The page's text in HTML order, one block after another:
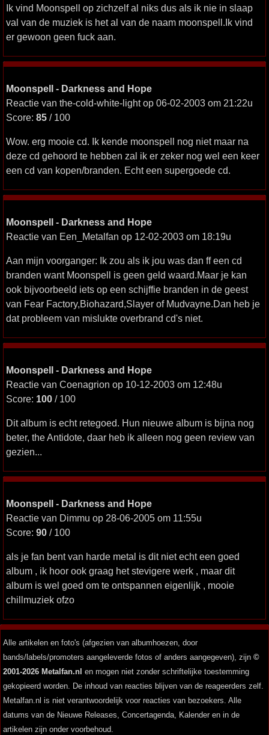
Ik vind Moonspell op zichzelf al niks dus als ik nie in slaap
val van de muziek is het al van de naam moonspell.Ik vind
er gewoon geen fuck aan.
Moonspell - Darkness and Hope
Reactie van the-cold-white-light op 06-02-2003 om 21:22u
Score: 85 / 100
Wow. erg mooie cd. Ik kende moonspell nog niet maar na
deze cd gehoord te hebben zal ik er zeker nog wel een keer
een cd van kopen/branden. Echt een supergoede cd.
Moonspell - Darkness and Hope
Reactie van Een_Metalfan op 12-02-2003 om 18:19u
Aan mijn voorganger: Ik zou als ik jou was dan ff een cd
branden want Moonspell is geen geld waard.Maar je kan
ook bijvoorbeeld iets op een schijffie branden in de geest
van Fear Factory,Biohazard,Slayer of Mudvayne.Dan heb je
dat probleem van mislukte overbrand cd's niet.
Moonspell - Darkness and Hope
Reactie van Coenagrion op 10-12-2003 om 12:48u
Score: 100 / 100
Dit album is echt retegoed. Hun nieuwe album is bijna nog
beter, the Antidote, daar heb ik alleen nog geen review van
gezien...
Moonspell - Darkness and Hope
Reactie van Dimmu op 28-06-2005 om 11:55u
Score: 90 / 100
als je fan bent van harde metal is dit niet echt een goed
album , ik hoor ook graag het stevigere werk , maar dit
album is wel goed om te ontspannen eigenlijk , mooie
chillmuziek ofzo
Alle artikelen en foto's (afgezien van albumhoezen, door
bands/labels/promoters aangeleverde fotos of anders aangegeven), zijn ©
2001-2026 Metalfan.nl en mogen niet zonder schriftelijke toestemming
gekopieerd worden. De inhoud van reacties blijven van de reageerders zelf.
Metalfan.nl is niet verantwoordelijk voor reacties van bezoekers. Alle
datums van de Nieuwe Releases, Concertagenda, Kalender en in de
artikelen zijn onder voorbehoud.